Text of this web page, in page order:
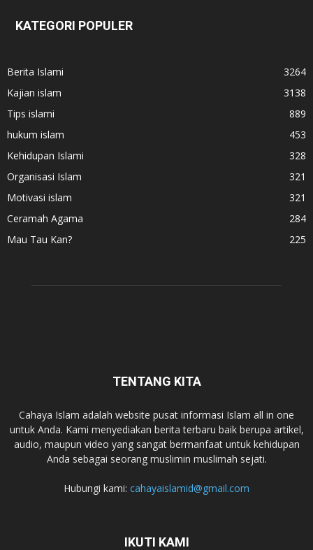
KATEGORI POPULER
Berita Islami
3264
Kajian islam
3138
Tips islami
889
hukum islam
453
Kehidupan Islami
328
Organisasi Islam
321
Motivasi islam
321
Ceramah Agama
284
Mau Tau Kan?
225
TENTANG KITA
Cahaya Islam adalah website pusat informasi Islam all in one
untuk Anda. Kami menyediakan berita terbaru baik berupa artikel,
audio, maupun video yang sangat bermanfaat untuk kehidupan
Anda sebagai seorang muslimin muslimah sejati.
Hubungi kami: cahayaislamid@gmail.com
IKUTI KAMI